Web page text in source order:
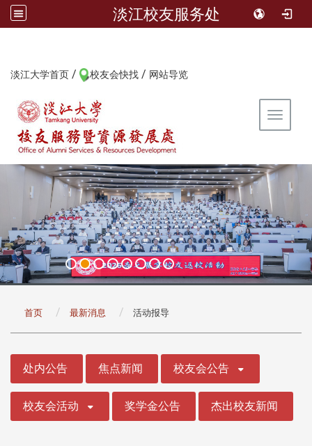
淡江校友服务处
淡江大学首页 / 校友会快找 / 网站导览
Toggle
首页 最新消息 活动报导
处内公告 焦点新闻 校友会公告
校友会活动 奖学金公告 杰出校友新闻